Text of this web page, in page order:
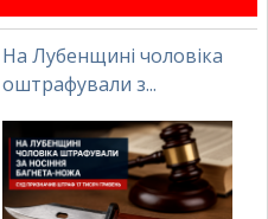
На Лубенщині чоловіка
оштрафували з...